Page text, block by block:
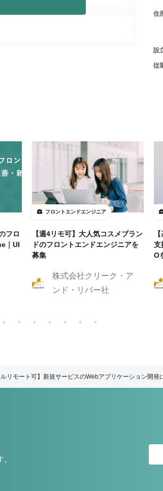
住
設
従
フロ
｜UI
フロントエンドエンジニア
【週4リモ可】大人気コスメブラン
ドのフロントエンドエンジニアを
募集
株式会社クリーク・ア
ンド・リバー社
支
O
ルリモート可】新規サービスのWebアプリケーション開